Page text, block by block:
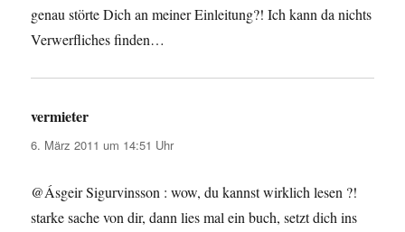
genau störte Dich an meiner Einleitung?! Ich kann da nichts
Verwerfliches finden…
vermieter
6. März 2011 um 14:51 Uhr
@Ásgeir Sigurvinsson : wow, du kannst wirklich lesen ?!
starke sache von dir, dann lies mal ein buch, setzt dich ins